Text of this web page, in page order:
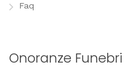
Faq
Onoranze Funebri